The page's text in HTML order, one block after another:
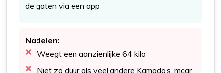
de gaten via een app
Nadelen:
Weegt een aanzienlijke 64 kilo
Niet zo duur als veel andere Kamado’s, maar